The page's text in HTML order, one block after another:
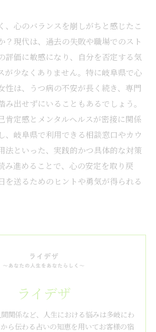
、心のバランスを崩しがちと感じたこ
？現代は、過去の失敗や職場でのスト
評価に敏感になり、自分を否定する気
が少なくありません。特に岐阜県で心
性は、うつ病の不安が長く続き、専門
み出せずにいることもあるでしょう。
肯定感とメンタルヘルスが密接に関係
、岐阜県で利用できる相談窓口やカウ
法といった、実践的かつ具体的な対策
み進めることで、心の安定を取り戻
を送るためのヒントや勇気が得られる
ライデザ
関係など、人生における悩みは多岐にわ
ら伝わる占いの知恵を用いてお客様の宿